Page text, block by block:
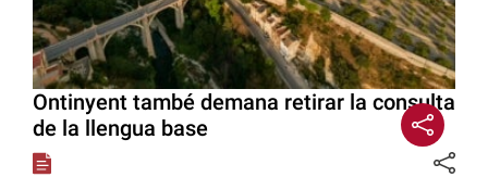
Ontinyent també demana retirar la consulta
de la llengua base